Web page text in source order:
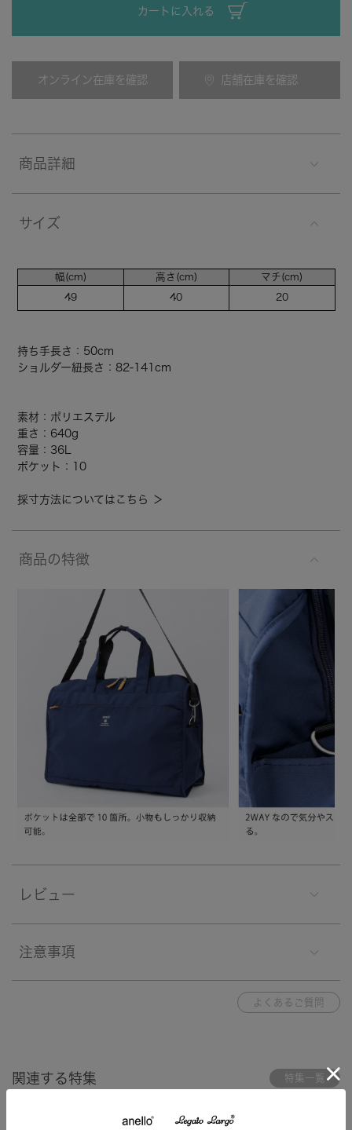
カートに入れる
オンライン在庫を確認 店舗在庫を確認
商品詳細
サイズ
幅(cm)
49
高さ(cm)
40
マチ(cm)
20
持ち手長さ：50cm
ショルダー紐長さ：82-141cm
素材：ポリエステル
重さ：640g
容量：36L
ポケット：10
採寸方法についてはこちら ＞
商品の特徴
レビュー
注意事項
よくあるご質問
関連する特集 特集一覧